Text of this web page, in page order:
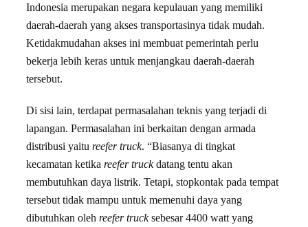
Indonesia merupakan negara kepulauan yang memiliki
daerah-daerah yang akses transportasinya tidak mudah.
Ketidakmudahan akses ini membuat pemerintah perlu
bekerja lebih keras untuk menjangkau daerah-daerah
tersebut.
Di sisi lain, terdapat permasalahan teknis yang terjadi di
lapangan. Permasalahan ini berkaitan dengan armada
distribusi yaitu reefer truck. “Biasanya di tingkat
kecamatan ketika reefer truckdatang tentu akan
membutuhkan daya listrik. Tetapi, stopkontak pada tempat
tersebut tidak mampu untuk memenuhi daya yang
dibutuhkan oleh reefer trucksebesar 4400 watt yang